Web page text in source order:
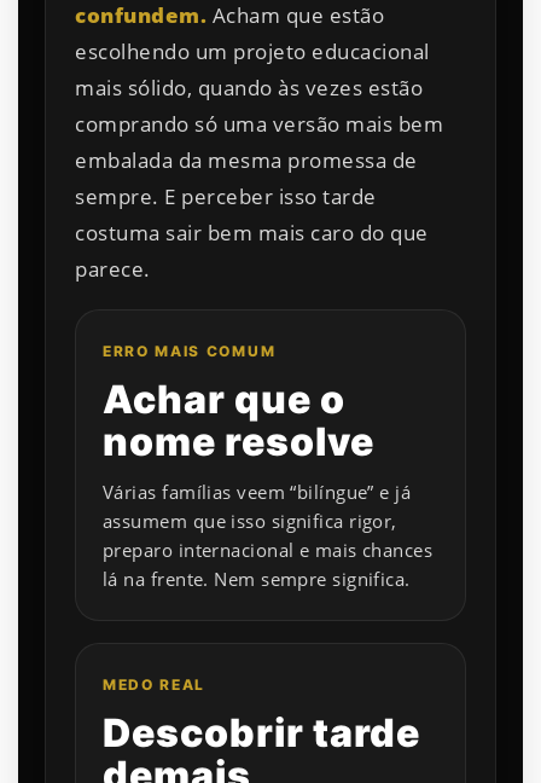
confundem. Acham que estão
escolhendo um projeto educacional
mais sólido, quando às vezes estão
comprando só uma versão mais bem
embalada da mesma promessa de
sempre. E perceber isso tarde
costuma sair bem mais caro do que
parece.
ERRO MAIS COMUM
Achar que o
nome resolve
Várias famílias veem “bilíngue” e já
assumem que isso significa rigor,
preparo internacional e mais chances
lá na frente. Nem sempre significa.
MEDO REAL
Descobrir tarde